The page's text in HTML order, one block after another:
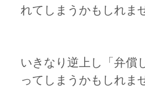
れてしまうかもしれま
いきなり逆上し「弁償
ってしまうかもしれま